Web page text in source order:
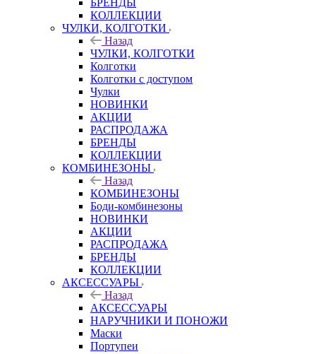
БРЕНДЫ
КОЛЛЕКЦИИ
ЧУЛКИ, КОЛГОТКИ
Назад
ЧУЛКИ, КОЛГОТКИ
Колготки
Колготки с доступом
Чулки
НОВИНКИ
АКЦИИ
РАСПРОДАЖА
БРЕНДЫ
КОЛЛЕКЦИИ
КОМБИНЕЗОНЫ
Назад
КОМБИНЕЗОНЫ
Боди-комбинезоны
НОВИНКИ
АКЦИИ
РАСПРОДАЖА
БРЕНДЫ
КОЛЛЕКЦИИ
АКСЕССУАРЫ
Назад
АКСЕССУАРЫ
НАРУЧНИКИ И ПОНОЖИ
Маски
Портупеи